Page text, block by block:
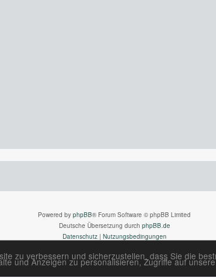
zu verbessern und sicherzustellen, dass Sie die
und Anzeigen zu personalisieren, Zugriffe auf
Powered by phpBB® Forum Software © phpBB Limited
Deutsche Übersetzung durch phpBB.de
Datenschutz| Nutzungsbedingungen